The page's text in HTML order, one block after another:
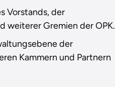
Vorstands, der
weiterer Gremien der OPK.
der
Kammern und Partnern